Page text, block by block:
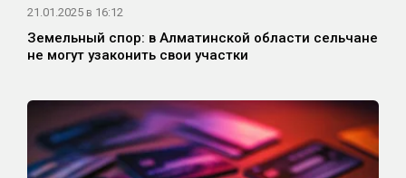
21.01.2025 в 16:12
Земельный спор: в Алматинской области сельчане
не могут узаконить свои участки